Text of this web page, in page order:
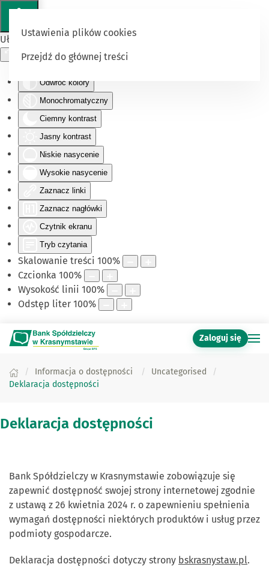
Ułatwienia dostępu
Odwróć kolory
Monochromatyczny
Ciemny kontrast
Jasny kontrast
Niskie nasycenie
Wysokie nasycenie
Zaznacz linki
Zaznacz nagłówki
Czytnik ekranu
Tryb czytania
Skalowanie treści 100%
Czcionka 100%
Wysokość linii 100%
Odstęp liter 100%
Ustawienia plików cookies
Przejdź do głównej treści
Zaloguj się
Informacja o dostępności
Uncategorised
Deklaracja dostępności
Deklaracja dostępności
Bank Spółdzielczy w Krasnymstawie zobowiązuje się
zapewnić dostępność swojej strony internetowej zgodnie
z ustawą z 26 kwietnia 2024 r. o zapewnieniu spełnienia
wymagań dostępności niektórych produktów i usług przez
podmioty gospodarcze.
Deklaracja dostępności dotyczy strony bskrasnystaw.pl.